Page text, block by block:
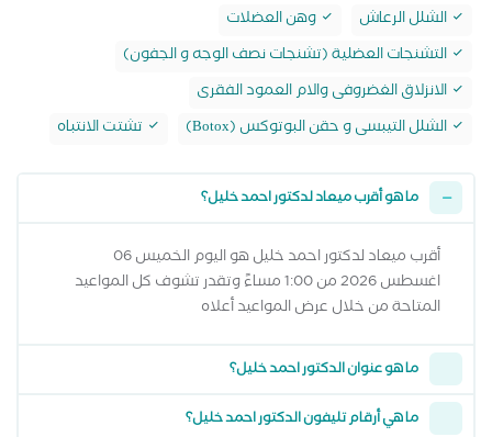
الشلل الرعاش
وهن العضلات
التشنجات العضلية (تشنجات نصف الوجه و الجفون)
الانزلاق الغضروفى والام العمود الفقرى
الشلل التيبسى و حقن البوتوكس (Botox)
تشتت الانتباه
ما هو أقرب ميعاد لدكتور احمد خليل؟
أقرب ميعاد لدكتور احمد خليل هو اليوم الخميس 06
اغسطس 2026 من 1:00 مساءً وتقدر تشوف كل المواعيد
المتاحة من خلال عرض المواعيد أعلاه
ما هو عنوان الدكتور احمد خليل؟
ما هي أرقام تليفون الدكتور احمد خليل؟